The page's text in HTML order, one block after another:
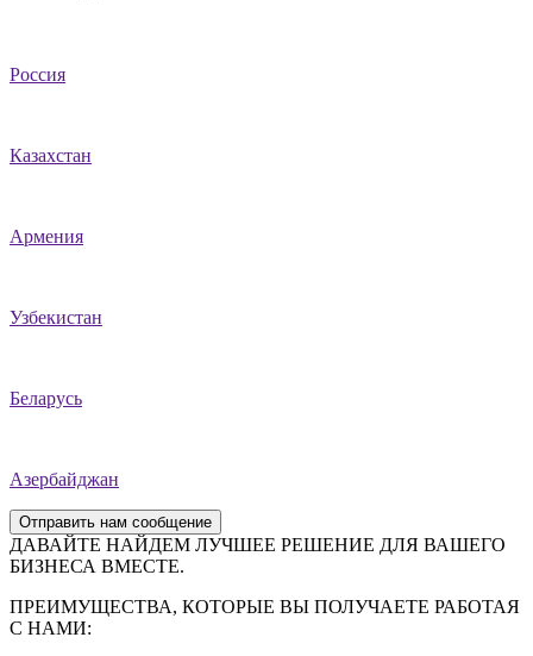
Россия
Казахстан
Армения
Узбекистан
Беларусь
Азербайджан
Отправить нам сообщение
ДАВАЙТЕ НАЙДЕМ ЛУЧШЕЕ РЕШЕНИЕ ДЛЯ ВАШЕГО
БИЗНЕСА ВМЕСТЕ.
ПРЕИМУЩЕСТВА, КОТОРЫЕ ВЫ ПОЛУЧАЕТЕ РАБОТАЯ
С НАМИ: